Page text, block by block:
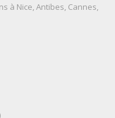
à Nice, Antibes, Cannes,